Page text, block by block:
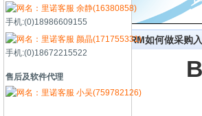
首页->视频教程-> B/S版CRM如何做采购
余静(16380858)
手机:(0)18986609155
颜晶(171755331)
手机:(0)18672215522
售后及软件代理
小吴(759782126)